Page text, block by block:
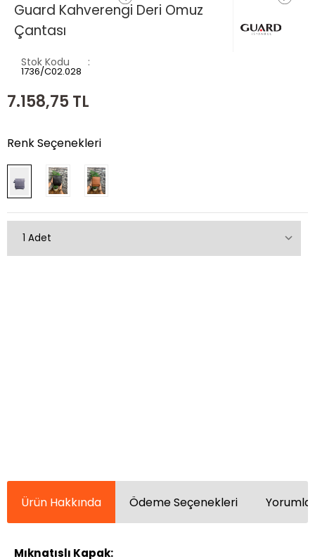
Guard Kahverengi Deri Omuz
Çantası
Stok Kodu
1736/C02.028
7.158,75 TL
Renk Seçenekleri
Ürün Hakkında Ödeme Seçenekleri
Mıknatıslı Kapak: